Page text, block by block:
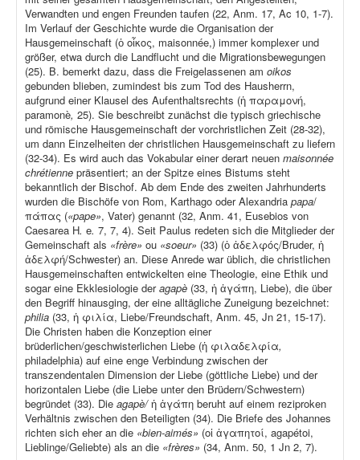
Verwandten und engen Freunden taufen (22, Anm. 17, Ac 10, 1-7).
Im Verlauf der Geschichte wurde die Organisation der
Hausgemeinschaft (ὁ οἶκος, maisonnée,) immer komplexer und
größer, etwa durch die Landflucht und die Migrationsbewegungen
(25). B. bemerkt dazu, dass die Freigelassenen am oikos
gebunden blieben, zumindest bis zum Tod des Hausherrn,
aufgrund einer Klausel des Aufenthaltsrechts (ἡ παραμονή,
paramonè, 25). Sie beschreibt zunächst die typisch griechische
und römische Hausgemeinschaft der vorchristlichen Zeit (28-32),
um dann Einzelheiten der christlichen Hausgemeinschaft zu liefern
(32-34). Es wird auch das Vokabular einer derart neuen maisonnée
chrétienne präsentiert; an der Spitze eines Bistums steht
bekanntlich der Bischof. Ab dem Ende des zweiten Jahrhunderts
wurden die Bischöfe von Rom, Karthago oder Alexandria papa/
πάπας («pape», Vater) genannt (32, Anm. 41, Eusebios von
Caesarea H. e. 7, 7, 4). Seit Paulus redeten sich die Mitglieder der
Gemeinschaft als «frère» ou «soeur» (33) (ὁ ἀδελφός/Bruder, ἡ
ἀδελφή/Schwester) an. Diese Anrede war üblich, die christlichen
Hausgemeinschaften entwickelten eine Theologie, eine Ethik und
sogar eine Ekklesiologie deragapè (33, ἡ ἀγάπη, Liebe), die über
den Begriff hinausging, der eine alltägliche Zuneigung bezeichnet:
philia (33, ἡ φιλία, Liebe/Freundschaft, Anm. 45, Jn 21, 15-17).
Die Christen haben die Konzeption einer
brüderlichen/geschwisterlichen Liebe (ἡ φιλαδελφία,
philadelphia) auf eine enge Verbindung zwischen der
transzendentalen Dimension der Liebe (göttliche Liebe) und der
horizontalen Liebe (die Liebe unter den Brüdern/Schwestern)
begründet (33). Die agapè/ἡ ἀγάπη beruht auf einem reziproken
Verhältnis zwischen den Beteiligten (34). Die Briefe des Johannes
richten sich eher an die «bien-aimés» (οἱ ἀγαπητοί, agapétoi,
Lieblinge/Geliebte) als an die «frères» (34, Anm. 50, 1 Jn 2, 7).